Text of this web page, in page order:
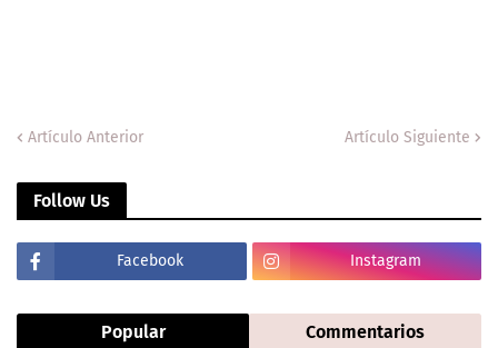
Artículo Anterior Artículo Siguiente
Follow Us
Facebook Instagram
Popular Commentarios